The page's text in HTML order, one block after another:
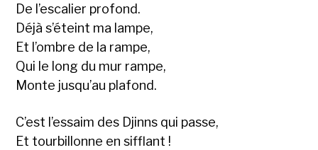
De l’escalier profond.
Déjà s’éteint ma lampe,
Et l’ombre de la rampe,
Qui le long du mur rampe,
Monte jusqu’au plafond.
C’est l’essaim des Djinns qui passe,
Et tourbillonne en sifflant !